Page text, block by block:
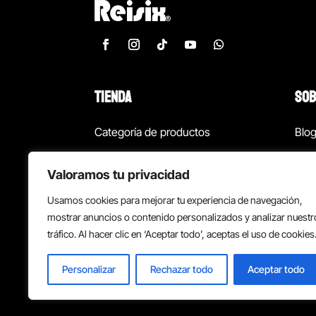
Valoramos tu privacidad
Usamos cookies para mejorar tu experiencia de navegación,
mostrar anuncios o contenido personalizados y analizar
tráfico. Al hacer clic en ‘Aceptar todo’, aceptas el uso de cookies.
Personalizar Rechazar todo Aceptar todo
TIENDA
Categoría de productos
¡Las mejores ofertas!
Back to school
Blog
Política de privacidad